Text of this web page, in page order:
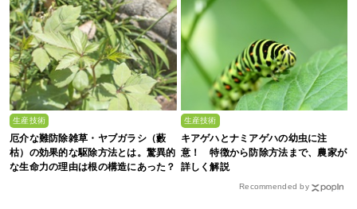
生産技術
厄介な難防除雑草・ヤブガラシ（藪
枯）の効果的な駆除方法とは。驚異的
な生命力の理由は根の構造にあった？
生産技術
キアゲハとナミアゲハの幼虫に注
意！ 特徴から防除方法まで、農家が
詳しく解説
Recommended by